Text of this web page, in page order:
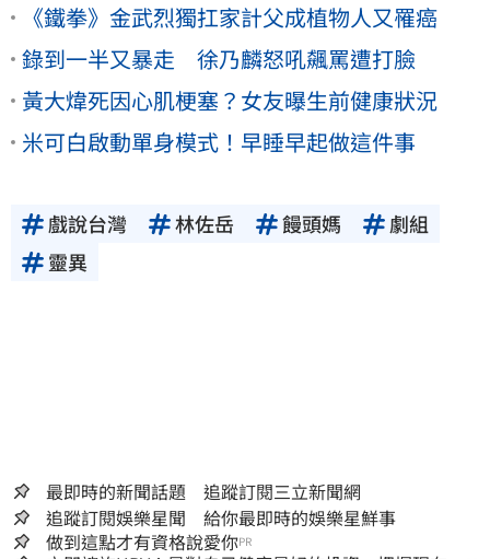
《鐵拳》金武烈獨扛家計父成植物人又罹癌
錄到一半又暴走 徐乃麟怒吼飆罵遭打臉
黃大煒死因心肌梗塞？女友曝生前健康狀況
米可白啟動單身模式！早睡早起做這件事
戲說台灣 林佐岳 饅頭媽
劇組
靈異
最即時的新聞話題 追蹤訂閱三立新聞網
追蹤訂閱娛樂星聞 給你最即時的娛樂星鮮事
做到這點才有資格說愛你PR